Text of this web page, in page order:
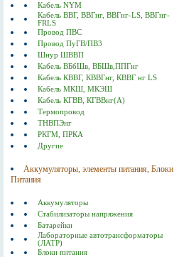
Кабель NYM
Кабель ВВГ, ВВГнг, ВВГнг-LS, ВВГнг-
FRLS
Провод ПВС
Провод ПуГВ/ПВ3
Шнур ШВВП
Кабель ВБбШв, ВБШв,ППГнг
Кабель КВВГ, КВВГнг, КВВГ нг LS
Кабель МКШ, МКЭШ
Кабель КГВВ, КГВВнг(А)
Термопровод
ТНВПЭнг
РКГМ, ПРКА
Другие
Аккумуляторы, элементы питания, Блоки
Питания
Аккумуляторы
Стабилизаторы напряжения
Батарейки
Лабораторные автотрансформаторы
(ЛАТР)
Блоки питания